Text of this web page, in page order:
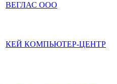
ВЕГЛАС ООО
КЕЙ КОМПЬЮТЕР-ЦЕНТР